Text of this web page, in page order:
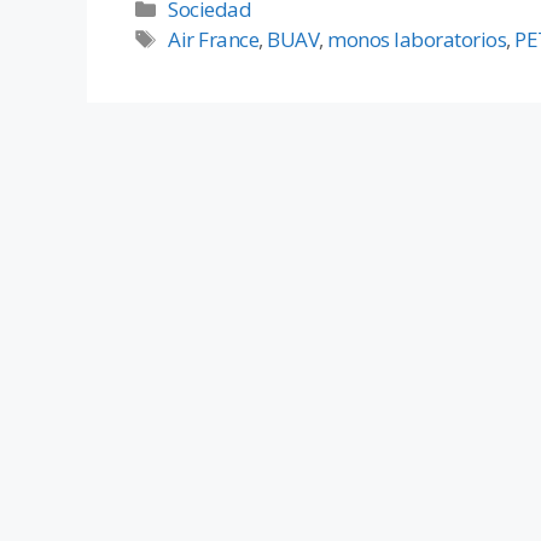
Sociedad
Air France, BUAV, monos laboratorios,